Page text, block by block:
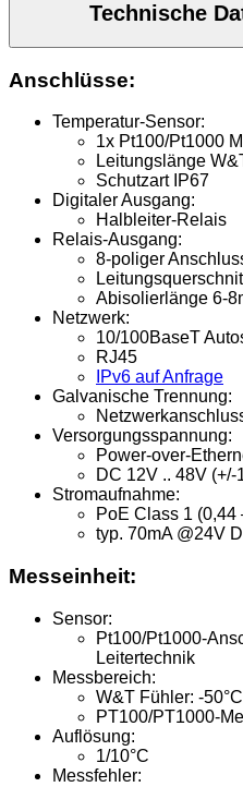
Technische
Anschlüsse:
Temperatur-Sensor:
1x Pt100/Pt1000
Leitungslänge
Schutzart IP67
Digitaler Ausgang:
Halbleiter-Relais
Relais-Ausgang:
8-poliger
Abisolierlänge 6-
Netzwerk:
10/100BaseT
RJ45
IPv6 auf Anfrage
Galvanische Trennung:
Versorgungsspannung:
Power-over-
DC 12V .. 48V (+/-
Stromaufnahme:
PoE Class 1 (0,44
typ. 70mA @24V
Messeinheit:
Sensor:
Pt100/Pt1000-
Leitertechnik
Messbereich:
W&T Fühler: -
PT100/PT1000-
Auflösung:
1/10°C
Messfehler: